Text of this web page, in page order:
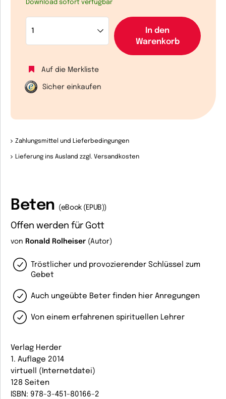
Download sofort verfügbar
In den
Warenkorb
Auf die Merkliste
Sicher einkaufen
Zahlungsmittel und Lieferbedingungen
Lieferung ins Ausland zzgl. Versandkosten
Beten (eBook (EPUB))
Offen werden für Gott
von Ronald Rolheiser (Autor)
Tröstlicher und provozierender Schlüssel zum
Gebet
Auch ungeübte Beter finden hier Anregungen
Von einem erfahrenen spirituellen Lehrer
Verlag Herder
1. Auflage 2014
virtuell (Internetdatei)
128 Seiten
ISBN: 978-3-451-80166-2